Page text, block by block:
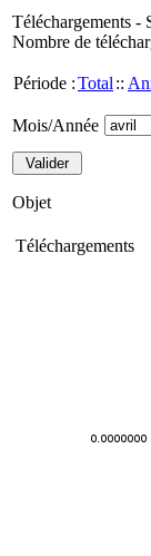
Téléchargements -
Nombre de
Période :Total ::
Mois/Année
Objet
Téléchargements